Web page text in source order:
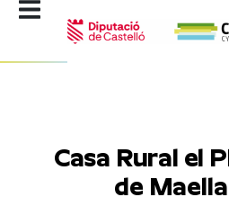
Aller
Casa Rural el
de Maella